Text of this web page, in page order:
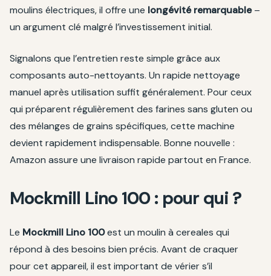
moulins électriques, il offre une longévité remarquable–
un argument clé malgré l’investissement initial.
Signalons que l’entretien reste simple grâce aux
composants auto-nettoyants. Un rapide nettoyage
manuel après utilisation suffit généralement. Pour ceux
qui préparent régulièrement des farines sans gluten ou
des mélanges de grains spécifiques, cette machine
devient rapidement indispensable. Bonne nouvelle :
Amazon assure une livraison rapide partout en France.
Mockmill Lino 100 : pour qui ?
Le Mockmill Lino 100est un moulin à cereales qui
répond à des besoins bien précis. Avant de craquer
pour cet appareil, il est important de vérier s’il